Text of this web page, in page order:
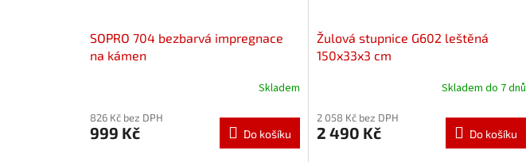
SOPRO 704 bezbarvá impregnace
na kámen
Skladem
826 Kč bez DPH
999 Kč Do košíku
Žulová stupnice G602 leštěná
150x33x3 cm
Skladem do 7 dnů
2 058 Kč bez DPH
2 490 Kč Do košíku